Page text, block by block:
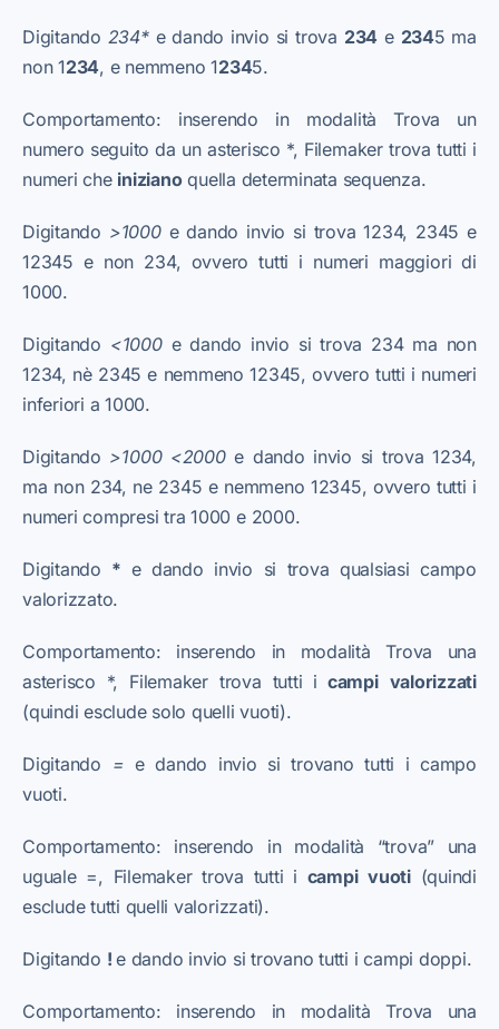
Digitando 234* e dando invio si trova 234 e 2345 ma
non 1234, e nemmeno 12345.
Comportamento: inserendo in modalità Trova un
numero seguito da un asterisco *, Filemaker trova tutti i
numeri che inizianoquella determinata sequenza.
Digitando >1000 e dando invio si trova 1234, 2345 e
12345 e non 234, ovvero tutti i numeri maggiori di
1000.
Digitando <1000 e dando invio si trova 234 ma non
1234, nè 2345 e nemmeno 12345, ovvero tutti i numeri
inferiori a 1000.
Digitando >1000 <2000e dando invio si trova 1234,
ma non 234, ne 2345 e nemmeno 12345, ovvero tutti i
numeri compresi tra 1000 e 2000.
Digitando * e dando invio si trova qualsiasi campo
valorizzato.
Comportamento: inserendo in modalità Trova una
asterisco *, Filemaker trova tutti i campi valorizzati
(quindi esclude solo quelli vuoti).
Digitando = e dando invio si trovano tutti i campo
vuoti.
Comportamento: inserendo in modalità “trova” una
uguale =, Filemaker trova tutti i campi vuoti(quindi
esclude tutti quelli valorizzati).
Digitando !e dando invio si trovano tutti i campi doppi.
Comportamento: inserendo in modalità Trova una